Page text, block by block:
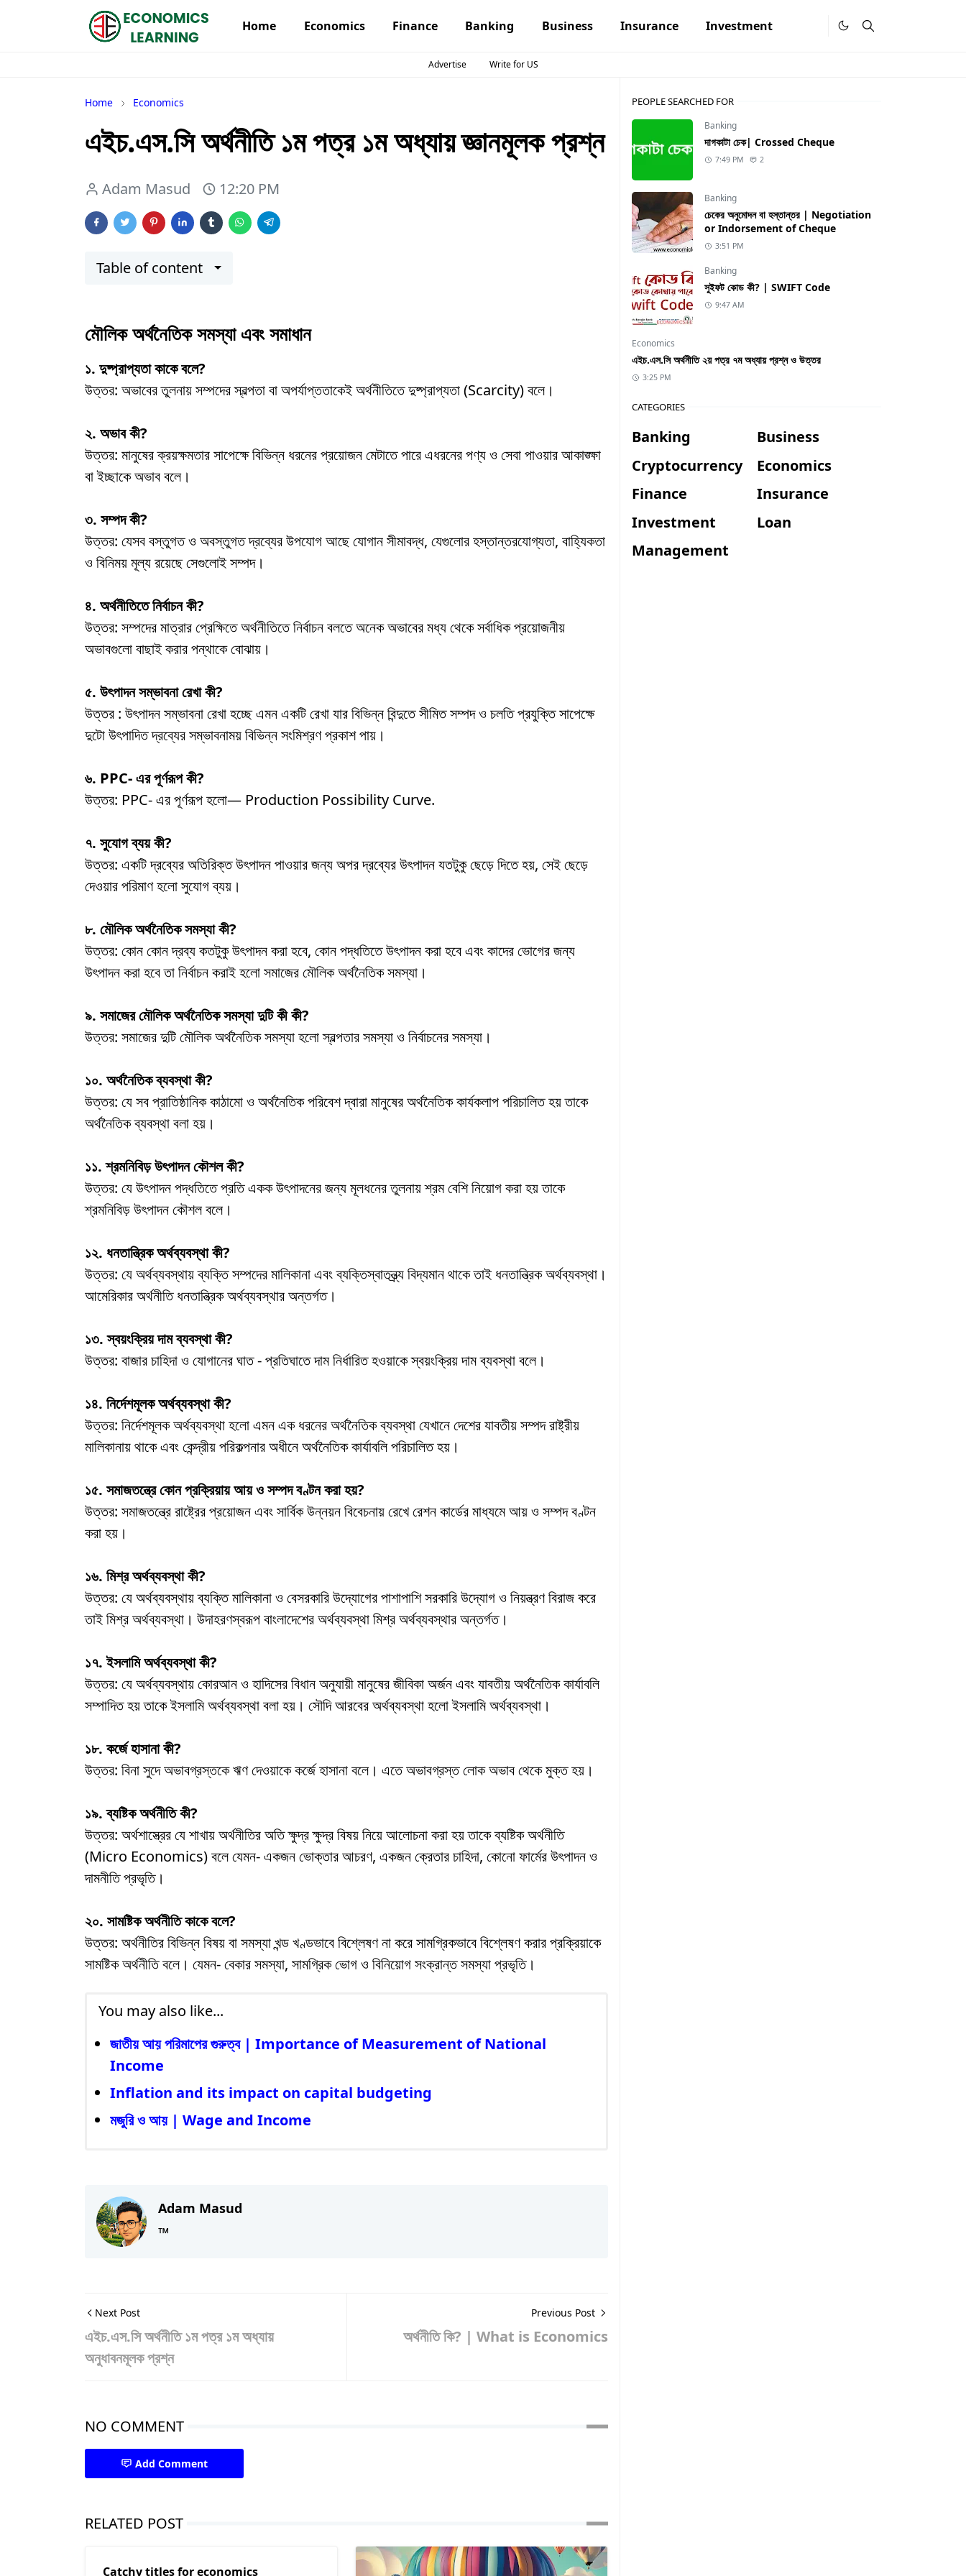
Home Economics Finance Banking Business Insurance Investment
Advertise Write for US
Home Economics
এইচ.এস.সি অর্থনীতি ১ম পত্র ১ম অধ্যায় জ্ঞানমূলক প্রশ্ন
Adam Masud 12:20 PM
Table of content
মৌলিক অর্থনৈতিক সমস্যা এবং সমাধান
১. দুষ্প্রাপ্যতা কাকে বলে?
উত্তর: অভাবের তুলনায় সম্পদের স্বল্পতা বা অপর্যাপ্ততাকেই অর্থনীতিতে দুষ্প্রাপ্যতা (Scarcity) বলে।
২. অভাব কী?
উত্তর: মানুষের ক্রয়ক্ষমতার সাপেক্ষে বিভিন্ন ধরনের প্রয়োজন মেটাতে পারে এধরনের পণ্য ও সেবা পাওয়ার আকাঙ্ক্ষা
বা ইচ্ছাকে অভাব বলে।
৩. সম্পদ কী?
উত্তর: যেসব বস্তুগত ও অবস্তুগত দ্রব্যের উপযোগ আছে যোগান সীমাবদ্ধ, যেগুলোর হস্তান্তরযোগ্যতা, বাহ্যিকতা
ও বিনিময় মূল্য রয়েছে সেগুলোই সম্পদ।
৪. অর্থনীতিতে নির্বাচন কী?
উত্তর: সম্পদের মাত্রার প্রেক্ষিতে অর্থনীতিতে নির্বাচন বলতে অনেক অভাবের মধ্য থেকে সর্বাধিক প্রয়োজনীয়
অভাবগুলো বাছাই করার পন্থাকে বোঝায়।
৫. উৎপাদন সম্ভাবনা রেখা কী?
উত্তর : উৎপাদন সম্ভাবনা রেখা হচ্ছে এমন একটি রেখা যার বিভিন্ন বিন্দুতে সীমিত সম্পদ ও চলতি প্রযুক্তি সাপেক্ষে
দুটো উৎপাদিত দ্রব্যের সম্ভাবনাময় বিভিন্ন সংমিশ্রণ প্রকাশ পায়।
৬. PPC- এর পূর্ণরূপ কী?
উত্তর: PPC- এর পূর্ণরূপ হলো— Production Possibility Curve.
৭. সুযোগ ব্যয় কী?
উত্তর: একটি দ্রব্যের অতিরিক্ত উৎপাদন পাওয়ার জন্য অপর দ্রব্যের উৎপাদন যতটুকু ছেড়ে দিতে হয়, সেই ছেড়ে
দেওয়ার পরিমাণ হলো সুযোগ ব্যয়।
৮. মৌলিক অর্থনৈতিক সমস্যা কী?
উত্তর: কোন কোন দ্রব্য কতটুকু উৎপাদন করা হবে, কোন পদ্ধতিতে উৎপাদন করা হবে এবং কাদের ভোগের জন্য
উৎপাদন করা হবে তা নির্বাচন করাই হলো সমাজের মৌলিক অর্থনৈতিক সমস্যা।
৯. সমাজের মৌলিক অর্থনৈতিক সমস্যা দুটি কী কী?
উত্তর: সমাজের দুটি মৌলিক অর্থনৈতিক সমস্যা হলো স্বল্পতার সমস্যা ও নির্বাচনের সমস্যা।
১০. অর্থনৈতিক ব্যবস্থা কী?
উত্তর: যে সব প্রাতিষ্ঠানিক কাঠামো ও অর্থনৈতিক পরিবেশ দ্বারা মানুষের অর্থনৈতিক কার্যকলাপ পরিচালিত হয় তাকে
অর্থনৈতিক ব্যবস্থা বলা হয়।
১১. শ্রমনিবিড় উৎপাদন কৌশল কী?
উত্তর: যে উৎপাদন পদ্ধতিতে প্রতি একক উৎপাদনের জন্য মূলধনের তুলনায় শ্রম বেশি নিয়োগ করা হয় তাকে
শ্রমনিবিড় উৎপাদন কৌশল বলে।
১২. ধনতান্ত্রিক অর্থব্যবস্থা কী?
উত্তর: যে অর্থব্যবস্থায় ব্যক্তি সম্পদের মালিকানা এবং ব্যক্তিস্বাতন্ত্র্য বিদ্যমান থাকে তাই ধনতান্ত্রিক অর্থব্যবস্থা।
আমেরিকার অর্থনীতি ধনতান্ত্রিক অর্থব্যবস্থার অন্তর্গত।
১৩. স্বয়ংক্রিয় দাম ব্যবস্থা কী?
উত্তর: বাজার চাহিদা ও যোগানের ঘাত - প্রতিঘাতে দাম নির্ধারিত হওয়াকে স্বয়ংক্রিয় দাম ব্যবস্থা বলে।
১৪. নির্দেশমূলক অর্থব্যবস্থা কী?
উত্তর: নির্দেশমূলক অর্থব্যবস্থা হলো এমন এক ধরনের অর্থনৈতিক ব্যবস্থা যেখানে দেশের যাবতীয় সম্পদ রাষ্ট্রীয়
মালিকানায় থাকে এবং কেন্দ্রীয় পরিকল্পনার অধীনে অর্থনৈতিক কার্যাবলি পরিচালিত হয়।
১৫. সমাজতন্ত্রে কোন প্রক্রিয়ায় আয় ও সম্পদ বণ্টন করা হয়?
উত্তর: সমাজতন্ত্রে রাষ্ট্রের প্রয়োজন এবং সার্বিক উন্নয়ন বিবেচনায় রেখে রেশন কার্ডের মাধ্যমে আয় ও সম্পদ বণ্টন
করা হয়।
১৬. মিশ্র অর্থব্যবস্থা কী?
উত্তর: যে অর্থব্যবস্থায় ব্যক্তি মালিকানা ও বেসরকারি উদ্যোগের পাশাপাশি সরকারি উদ্যোগ ও নিয়ন্ত্রণ বিরাজ করে
তাই মিশ্র অর্থব্যবস্থা। উদাহরণস্বরূপ বাংলাদেশের অর্থব্যবস্থা মিশ্র অর্থব্যবস্থার অন্তর্গত।
১৭. ইসলামি অর্থব্যবস্থা কী?
উত্তর: যে অর্থব্যবস্থায় কোরআন ও হাদিসের বিধান অনুযায়ী মানুষের জীবিকা অর্জন এবং যাবতীয় অর্থনৈতিক কার্যাবলি
সম্পাদিত হয় তাকে ইসলামি অর্থব্যবস্থা বলা হয়। সৌদি আরবের অর্থব্যবস্থা হলো ইসলামি অর্থব্যবস্থা।
১৮. কর্জে হাসানা কী?
উত্তর: বিনা সুদে অভাবগ্রস্তকে ঋণ দেওয়াকে কর্জে হাসানা বলে। এতে অভাবগ্রস্ত লোক অভাব থেকে মুক্ত হয়।
১৯. ব্যষ্টিক অর্থনীতি কী?
উত্তর: অর্থশাস্ত্রের যে শাখায় অর্থনীতির অতি ক্ষুদ্র ক্ষুদ্র বিষয় নিয়ে আলোচনা করা হয় তাকে ব্যষ্টিক অর্থনীতি
(Micro Economics) বলে যেমন- একজন ভোক্তার আচরণ, একজন ক্রেতার চাহিদা, কোনো ফার্মের উৎপাদন ও
দামনীতি প্রভৃতি।
২০. সামষ্টিক অর্থনীতি কাকে বলে?
উত্তর: অর্থনীতির বিভিন্ন বিষয় বা সমস্যা খন্ড খণ্ডভাবে বিশ্লেষণ না করে সামগ্রিকভাবে বিশ্লেষণ করার প্রক্রিয়াকে
সামষ্টিক অর্থনীতি বলে। যেমন- বেকার সমস্যা, সামগ্রিক ভোগ ও বিনিয়োগ সংক্রান্ত সমস্যা প্রভৃতি।
You may also like...
জাতীয় আয় পরিমাপের গুরুত্ব | Importance of Measurement of National
Income
Inflation and its impact on capital budgeting
মজুরি ও আয় | Wage and Income
Adam Masud
™
Next Post
এইচ.এস.সি অর্থনীতি ১ম পত্র ১ম অধ্যায়
অনুধাবনমূলক প্রশ্ন
Previous Post
অর্থনীতি কি? | What is Economics
NO COMMENT
Add Comment
RELATED POST
Catchy titles for economics
PEOPLE SEARCHED FOR
Banking
দাগকাটা চেক| Crossed Cheque
7:49 PM 2
Banking
চেকের অনুমোদন বা হস্তান্তর | Negotiation
or Indorsement of Cheque
3:51 PM
Banking
সুইফট কোড কী? | SWIFT Code
9:47 AM
Economics
এইচ.এস.সি অর্থনীতি ২য় পত্র ৭ম অধ্যায় প্রশ্ন ও উত্তর
3:25 PM
CATEGORIES
Banking
Business
Cryptocurrency
Economics
Finance
Insurance
Investment
Loan
Management